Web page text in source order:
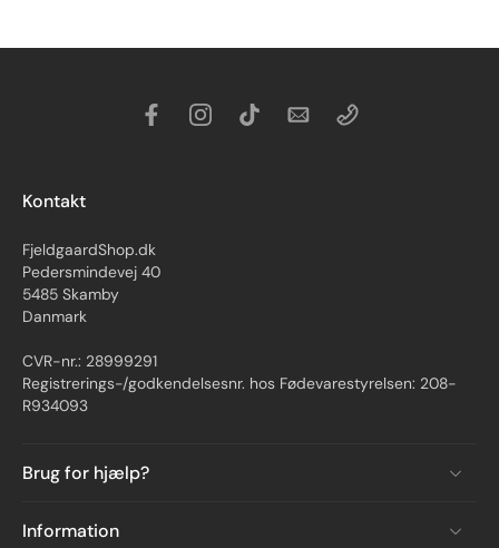
Kontakt
FjeldgaardShop.dk
Pedersmindevej 40
5485 Skamby
Danmark
CVR-nr.: 28999291
Registrerings-/godkendelsesnr. hos Fødevarestyrelsen: 208-
R934093
Brug for hjælp?
Information